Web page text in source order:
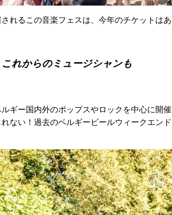
れるこの音楽フェスは、今年のチケットは
れからのミュージシャンも
ギー国内外のポップスやロックを中心に開
ない！過去のベルギービールウィークエン